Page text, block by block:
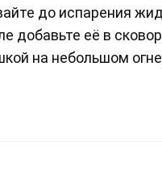
до испарения
добавьте её в
на небольшом